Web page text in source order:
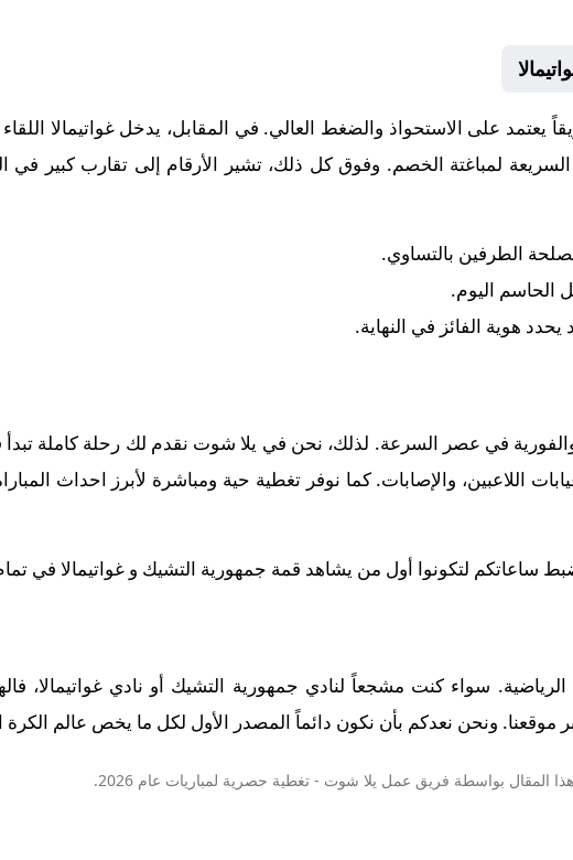
يعتمد على الاستحواذ والضغط العالي. في المقابل، يدخلغواتيمالا
لمباغتة الخصم. وفوق كل ذلك، تشير الأرقام إلى تقارب كبير في
الطرفين بالتساوي.
الحاسم اليوم.
يحدد هوية الفائز في النهاية.
في عصر السرعة. لذلك، نحن في يلا شوت نقدم لك رحلة كاملة
اللاعبين، والإصابات. كما نوفر تغطية حية ومباشرة لأبرز احداث
ساعاتكم لتكونوا أول من يشاهد قمة جمهورية التشيك و غواتيمالا في تمام
الرياضية. سواء كنت مشجعاً لنادي جمهورية التشيك أو نادي غواتيمالا،
ونحن نعدكم بأن نكون دائماً المصدر الأول لكل ما يخص عالم الكرة
المقال بواسطة فريق عمل يلا شوت - تغطية حصرية لمباريات عام 2026.